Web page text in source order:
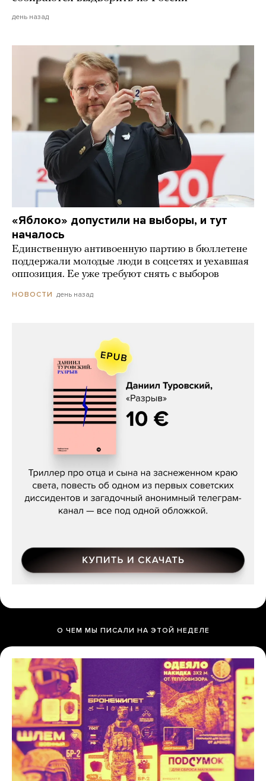
день назад
«Яблоко» допустили на выборы, и тут
началось
Единственную антивоенную партию в бюллетене
поддержали молодые люди в соцсетях и уехавшая
оппозиция. Ее уже требуют снять с выборов
НОВОСТИ день назад
Даниил Туровский, «Разрыв»
О ЧЕМ МЫ ПИСАЛИ НА ЭТОЙ НЕДЕЛЕ